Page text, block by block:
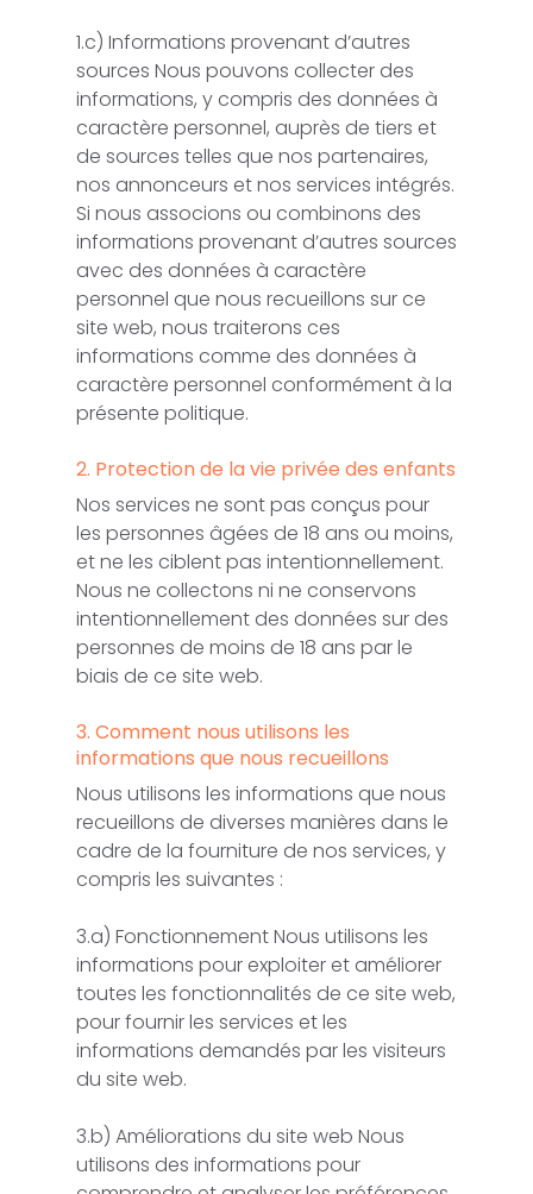
1.c) Informations provenant d’autres
sources Nous pouvons collecter des
informations, y compris des données à
caractère personnel, auprès de tiers et
de sources telles que nos partenaires,
nos annonceurs et nos services intégrés.
Si nous associons ou combinons des
informations provenant d’autres sources
avec des données à caractère
personnel que nous recueillons sur ce
site web, nous traiterons ces
informations comme des données à
caractère personnel conformément à la
présente politique.
2. Protection de la vie privée des enfants
Nos services ne sont pas conçus pour
les personnes âgées de 18 ans ou moins,
et ne les ciblent pas intentionnellement.
Nous ne collectons ni ne conservons
intentionnellement des données sur des
personnes de moins de 18 ans par le
biais de ce site web.
3. Comment nous utilisons les
informations que nous recueillons
Nous utilisons les informations que nous
recueillons de diverses manières dans le
cadre de la fourniture de nos services, y
compris les suivantes :
3.a) Fonctionnement Nous utilisons les
informations pour exploiter et améliorer
toutes les fonctionnalités de ce site web,
pour fournir les services et les
informations demandés par les visiteurs
du site web.
3.b) Améliorations du site web Nous
utilisons des informations pour